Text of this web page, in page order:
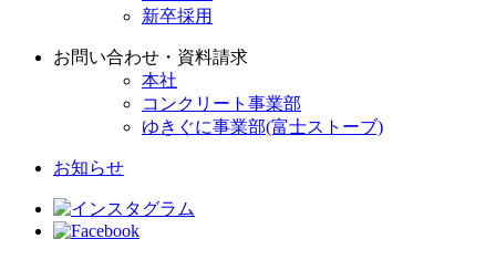
新卒採用
お問い合わせ・資料請求
本社
コンクリート事業部
ゆきぐに事業部(富士ストーブ)
お知らせ